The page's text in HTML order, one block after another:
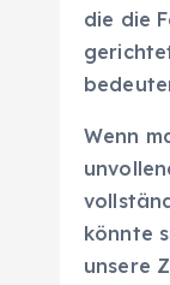
die die
Wenn
könnte
unsere